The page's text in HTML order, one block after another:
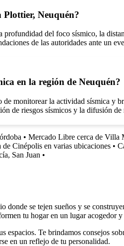
Plottier, Neuquén?
del foco sísmico, la
de las autoridades ante un
en la región de Neuquén?
monitorear la actividad sísmica y
de riesgos sísmicos y la difusión de
• Mercado Libre cerca de Villa
Cinépolis en varias ubicaciones •
San Juan •
se tejen sueños y se
tu hogar en un lugar acogedor
Te brindamos consejos
en un reflejo de tu personalidad.